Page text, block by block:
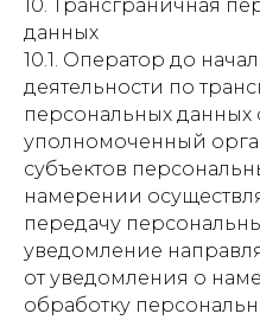
10. Трансграничная
данных
10.1. Оператор до
деятельности по
персональных данных
уполномоченный
субъектов
намерении
передачу
уведомление
от уведомления о
обработку